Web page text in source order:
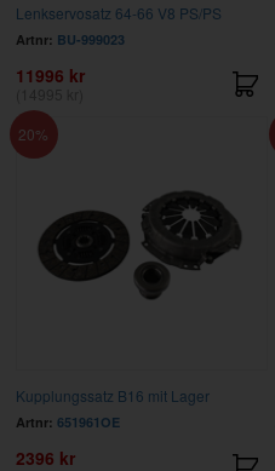
Lenkservosatz 64-66 V8 PS/PS
Artnr: BU-999023
11996 kr
20
Kupplungssatz B16 mit Lager
Artnr: 651961OE
2396 kr